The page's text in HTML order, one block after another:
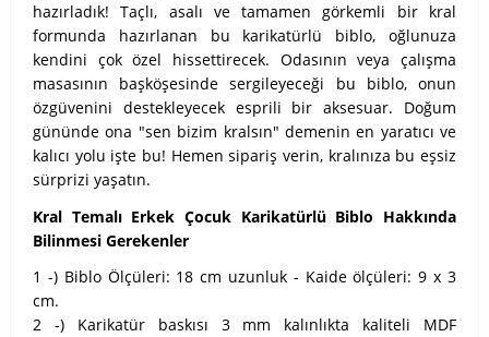
hazırladık! Taçlı, asalı ve tamamen görkemli bir kral
formunda hazırlanan bu karikatürlü biblo, oğlunuza
kendini çok özel hissettirecek. Odasının veya çalışma
masasının başköşesinde sergileyeceği bu biblo, onun
özgüvenini destekleyecek esprili bir aksesuar. Doğum
gününde ona "sen bizim kralsın" demenin en yaratıcı ve
kalıcı yolu işte bu! Hemen sipariş verin, kralınıza bu eşsiz
sürprizi yaşatın.
Kral Temalı Erkek Çocuk Karikatürlü Biblo Hakkında
Bilinmesi Gerekenler
1 -) Biblo Ölçüleri: 18 cm uzunluk - Kaide ölçüleri: 9 x 3
cm.
2 -) Karikatür baskısı 3 mm kalınlıkta kaliteli MDF